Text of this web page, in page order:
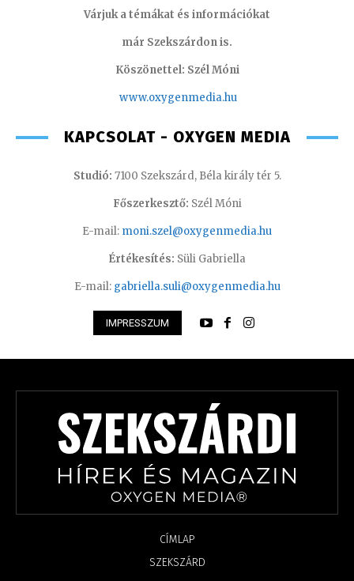
Várjuk a témákat és információkat
már Szekszárdon is.
Köszönettel: Szél Móni
www.oxygenmedia.hu
KAPCSOLAT - OXYGEN MEDIA
Studió: 7100 Szekszárd, Béla király tér 5.
Főszerkesztő: Szél Móni
E-mail: moni.szel@oxygenmedia.hu
Értékesítés: Süli Gabriella
E-mail: gabriella.suli@oxygenmedia.hu
IMPRESSZUM
CÍMLAP
SZEKSZÁRD